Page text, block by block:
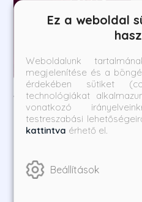
A léleklátó
Réti László
6 490 Ft
Ez a weboldal
Weboldalunk
megjelenítése és a
érdekében sütiket
technológiákat
vonatkozó
testreszabási
kattintva érhető el.
Beállítások